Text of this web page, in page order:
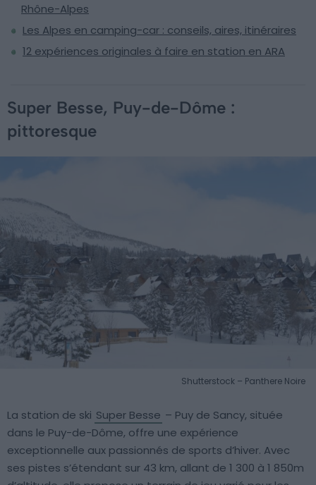
Rhône-Alpes
Les Alpes en camping-car : conseils, aires, itinéraires
12 expériences originales à faire en station en ARA
Super Besse, Puy-de-Dôme :
pittoresque
Shutterstock – Panthere Noire
La station de ski Super Besse – Puy de Sancy, située
dans le Puy-de-Dôme, offre une expérience
exceptionnelle aux passionnés de sports d’hiver. Avec
ses pistes s’étendant sur 43 km, allant de 1 300 à 1 850m